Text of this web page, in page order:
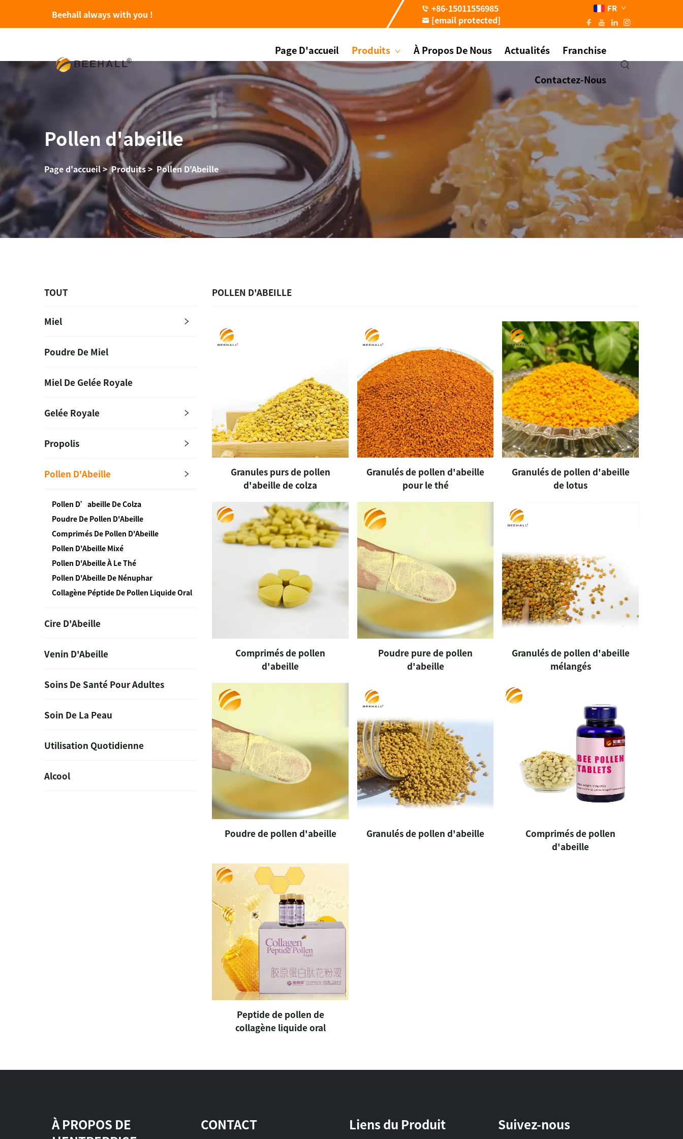
Beehall always with you !
+86-15011556985
[email protected]
FR
Page D'accueil Produits À Propos De Nous Actualités Franchise
Contactez-Nous
Pollen d'abeille
Page d'accueil>Produits> Pollen D'Abeille
TOUT
Miel
Poudre De Miel
Miel De Gelée Royale
Gelée Royale
Propolis
Pollen D'Abeille
Pollen D’abeille De Colza
Poudre De Pollen D'Abeille
Comprimés De Pollen D'Abeille
Pollen D'Abeille Mixé
Pollen D'Abeille À Le Thé
Pollen D'Abeille De Nénuphar
Collagène Péptide De Pollen Liquide Oral
Cire D'Abeille
Venin D'Abeille
Soins De Santé Pour Adultes
Soin De La Peau
Utilisation Quotidienne
Alcool
POLLEN D'ABEILLE
Granules purs de pollen
d'abeille de colza
Granulés de pollen d'abeille
pour le thé
Granulés de pollen d'abeille
de lotus
Comprimés de pollen
d'abeille
Poudre pure de pollen
d'abeille
Granulés de pollen d'abeille
mélangés
Poudre de pollen d'abeille Granulés de pollen d'abeille
Comprimés de pollen
d'abeille
Peptide de pollen de
collagène liquide oral
À PROPOS DE
CONTACT Liens du Produit Suivez-nous